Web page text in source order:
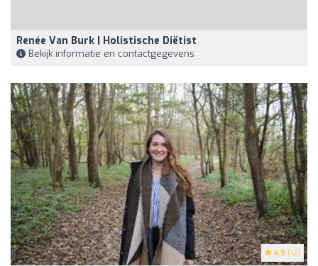
Renée Van Burk | Holistische Diëtist
Bekijk informatie en contactgegevens
4.9 (12)